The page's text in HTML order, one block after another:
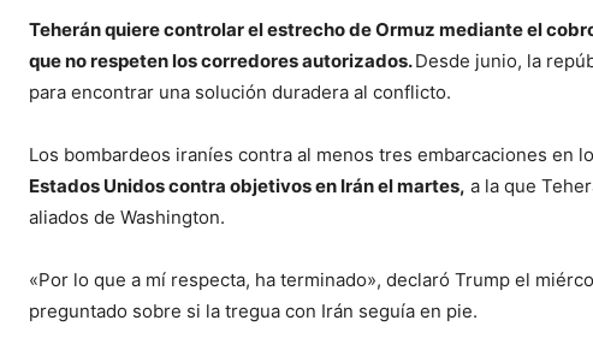
Teherán quiere controlar el estrecho de Ormuz mediante el
que no respeten los corredores autorizados.Desde junio, la
para encontrar una solución duradera al conflicto.
Los bombardeos iraníes contra al menos tres embarcaciones en
Estados Unidos contra objetivos en Irán el martes, a la que
aliados de Washington.
«Por lo que a mí respecta, ha terminado», declaró Trump el
preguntado sobre si la tregua con Irán seguía en pie.